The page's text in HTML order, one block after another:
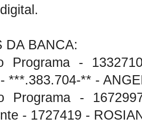
DA BANCA:
Programa -
***.383.704-** -
Programa -
- 1727419 -